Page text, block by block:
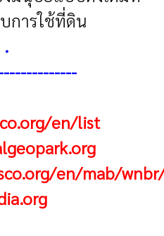
การใช้ที่ดิน
.
en/list
en/mab/